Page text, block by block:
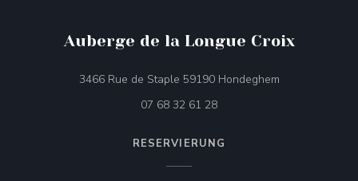
Auberge de la Longue Croix
3466 Rue de Staple 59190 Hondeghem((öffnet ein
07 68 32 61 28
RESERVIERUNG